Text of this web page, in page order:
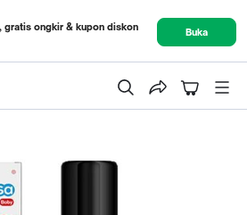
gratis ongkir & kupon diskon
Buka